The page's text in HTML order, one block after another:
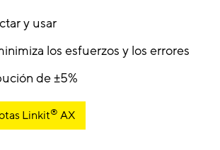
y usar
los esfuerzos y los errores
de ±5%
Linkit® AX